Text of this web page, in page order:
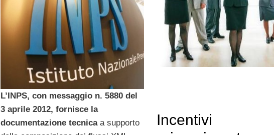
L’INPS, con messaggio n. 5880 del
3 aprile 2012, fornisce la
documentazione tecnicaa supporto
Incentivi